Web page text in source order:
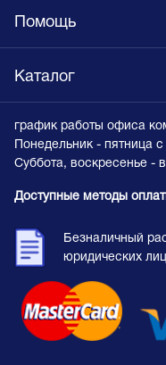
Помощь
Каталог
график работы офиса
Понедельник - пятница
Суббота, воскресенье -
Доступные методы
Безналичный
юридических лиц